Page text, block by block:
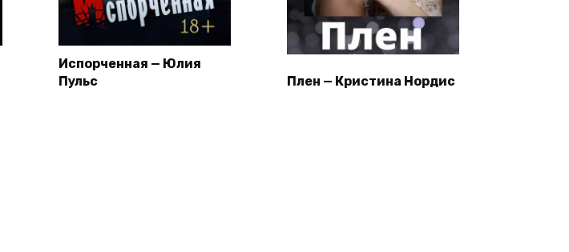
Испорченная — Юлия
Пульс
Плен — Кристина Нордис